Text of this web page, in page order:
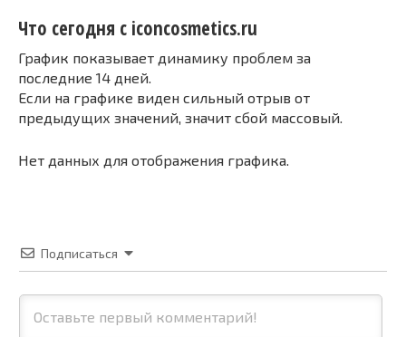
Что сегодня с iconcosmetics.ru
График показывает динамику проблем за
последние 14 дней.
Если на графике виден сильный отрыв от
предыдущих значений, значит сбой массовый.
Нет данных для отображения графика.
Подписаться